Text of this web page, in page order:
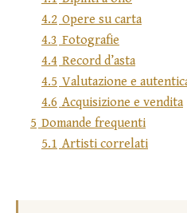
4.2 Opere su carta
4.3 Fotografie
4.4 Record d’asta
4.5 Valutazione e
4.6 Acquisizione e vendita
5 Domande frequenti
5.1 Artisti correlati